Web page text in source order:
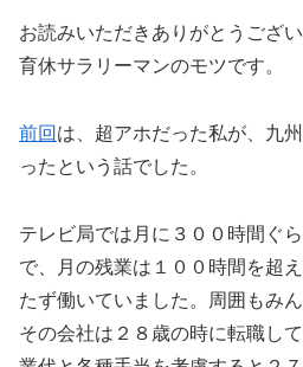
お読みいただきありがとうござい
育休サラリーマンのモツです。
前回 は、超アホだった私が、九
ったという話でした。
テレビ局では月に３００時間ぐ
で、月の残業は１００時間を超
たず働いていました。周囲もみ
その会社は２８歳の時に転職し